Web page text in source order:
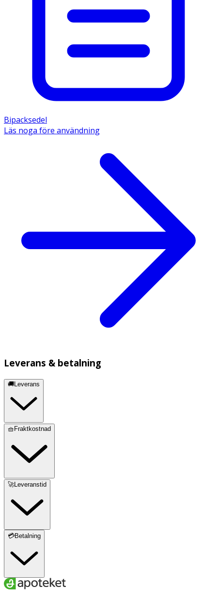
Bipacksedel
Läs noga före användning
Leverans & betalning
🚚Leverans
🧺Fraktkostnad
🚀Leveranstid
💳Betalning